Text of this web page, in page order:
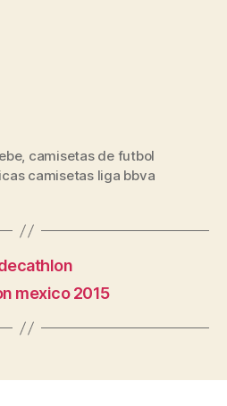
, camisetas de futbol
camisetas liga bbva
mexico 2015